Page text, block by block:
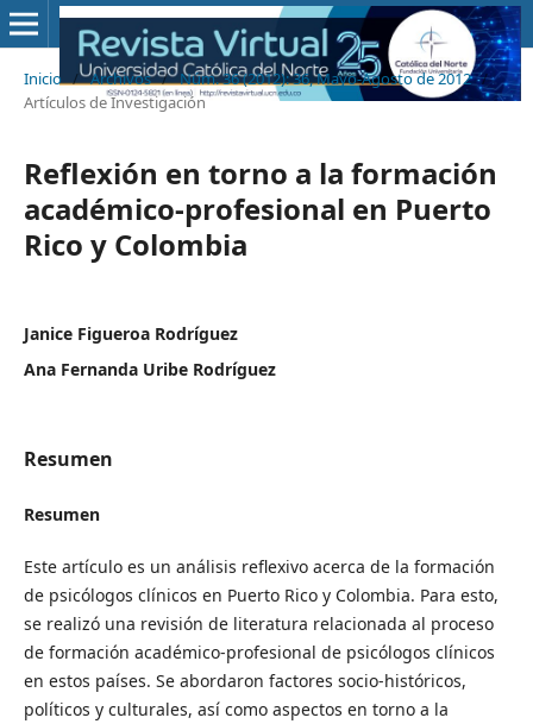
Inicio / Archivos / Núm. 36 (2012): 36, Mayo-Agosto de 2012 /
Artículos de Investigación
Reflexión en torno a la formación
académico-profesional en Puerto
Rico y Colombia
Janice Figueroa Rodríguez
Ana Fernanda Uribe Rodríguez
Resumen
Resumen
Este artículo es un análisis reflexivo acerca de la formación
de psicólogos clínicos en Puerto Rico y Colombia. Para esto,
se realizó una revisión de literatura relacionada al proceso
de formación académico-profesional de psicólogos clínicos
en estos países. Se abordaron factores socio-históricos,
políticos y culturales, así como aspectos en torno a la